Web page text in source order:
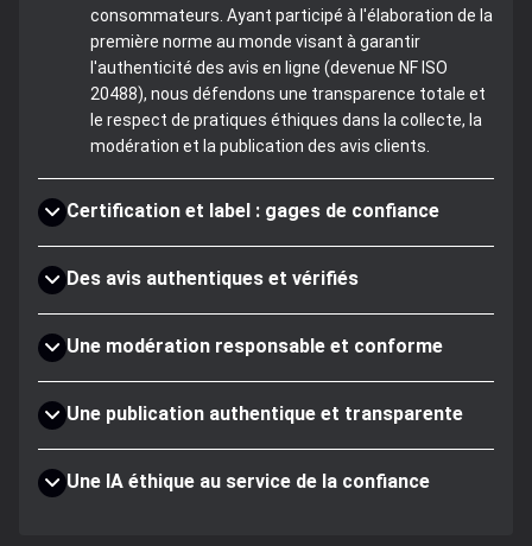
consommateurs. Ayant participé à l'élaboration de la
première norme au monde visant à garantir
l'authenticité des avis en ligne (devenue NF ISO
20488), nous défendons une transparence totale et
le respect de pratiques éthiques dans la collecte, la
modération et la publication des avis clients.
Certification et label : gages de confiance
Des avis authentiques et vérifiés
Une modération responsable et conforme
Une publication authentique et transparente
Une IA éthique au service de la confiance